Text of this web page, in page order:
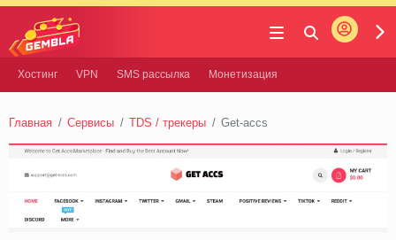
Gembla
Войти
Хостинг VPN SMS рассылка Монетизация
Главная Сервисы TDS / трекеры Get-accs